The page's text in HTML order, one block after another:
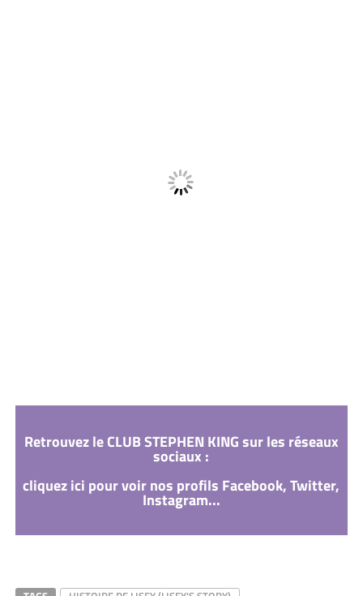
Retrouvez le CLUB STEPHEN KING sur les réseaux
sociaux :
cliquez ici pour voir nos profils Facebook, Twitter,
Instagram...